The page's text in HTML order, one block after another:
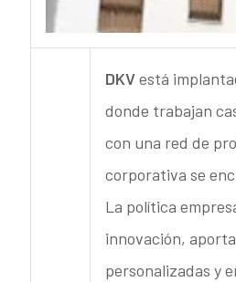
DKVestá
donde trabajan
con una red de
corporativa se
La política
innovación,
personalizadas y